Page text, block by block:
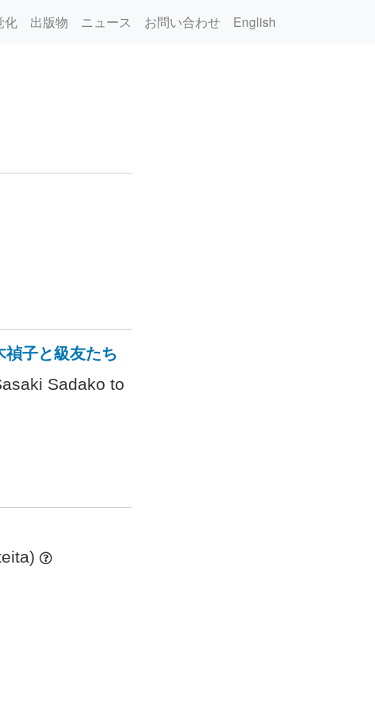
化 出版物 ニュース お問い合わせ English
子と級友たち
Sadako to